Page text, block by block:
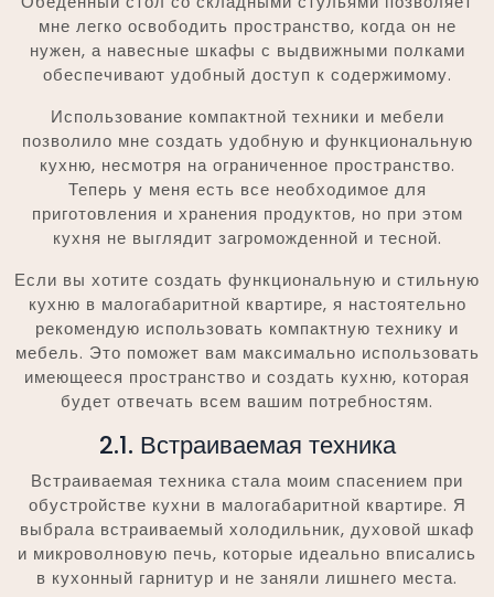
мне легко освободить пространство, когда он не
нужен, а навесные шкафы с выдвижными полками
обеспечивают удобный доступ к содержимому.
Использование компактной техники и мебели
позволило мне создать удобную и функциональную
кухню, несмотря на ограниченное пространство.
Теперь у меня есть все необходимое для
приготовления и хранения продуктов, но при этом
кухня не выглядит загроможденной и тесной.
Если вы хотите создать функциональную и стильную
кухню в малогабаритной квартире, я настоятельно
рекомендую использовать компактную технику и
мебель. Это поможет вам максимально использовать
имеющееся пространство и создать кухню, которая
будет отвечать всем вашим потребностям.
2.1. Встраиваемая техника
Встраиваемая техника стала моим спасением при
обустройстве кухни в малогабаритной квартире. Я
выбрала встраиваемый холодильник, духовой шкаф
и микроволновую печь, которые идеально вписались
в кухонный гарнитур и не заняли лишнего места.